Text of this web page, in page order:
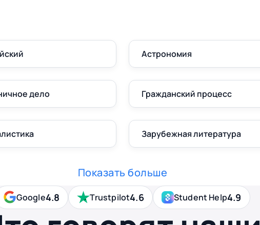
Астрономия
дело Гражданский процесс
Зарубежная литература
Показать больше
Google4.8 Trustpilot4.6 Student Help4.9